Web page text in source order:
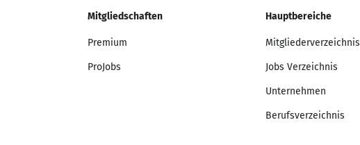
Mitgliedschaften
Premium
ProJobs
Hauptbereiche
Mitgliederverzeichnis
Jobs Verzeichnis
Unternehmen
Berufsverzeichnis